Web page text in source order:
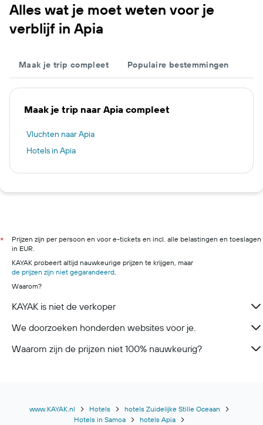
Alles wat je moet weten voor je
verblijf in Apia
Maak je trip compleet Populaire bestemmingen
Maak je trip naar Apia compleet
Vluchten naar Apia
Hotels in Apia
*
Prijzen zijn per persoon en voor e-tickets en incl. alle belastingen en toeslagen
in EUR.
KAYAK probeert altijd nauwkeurige prijzen te krijgen, maar
de prijzen zijn niet gegarandeerd.
Waarom?
KAYAK is niet de verkoper
We doorzoeken honderden websites voor je.
Waarom zijn de prijzen niet 100% nauwkeurig?
www.KAYAK.nl Hotels
hotels Zuidelijke Stille Oceaan
Hotels in Samoa
hotels Apia